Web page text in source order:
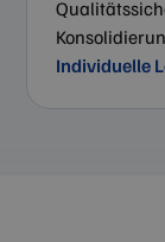
Individuelle